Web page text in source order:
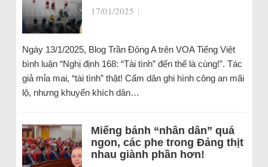
17/01/2025 |
Ngày 13/1/2025, Blog Trần Đông A trên VOA Tiếng Việt
bình luận “Nghị định 168: “Tài tình” đến thế là cùng!”. Tác
giả mỉa mai, “tài tình” thật! Cấm dân ghi hình công an mãi
lộ, nhưng khuyến khích dân…
Miếng bánh “nhân dân” quá
ngon, các phe trong Đảng thịt
nhau giành phần hơn!